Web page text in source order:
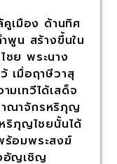
เมือง ด้านทิศ
พูน สร้างขึ้นใน
ชย พระนาง
เมื่อฤาษีวาสุ
มเทวีได้เสด็จ
ณาจักรหริภุญ
ริภุญไชยนั้นได้
ร้อมพระสงฆ์
อัญเชิญ